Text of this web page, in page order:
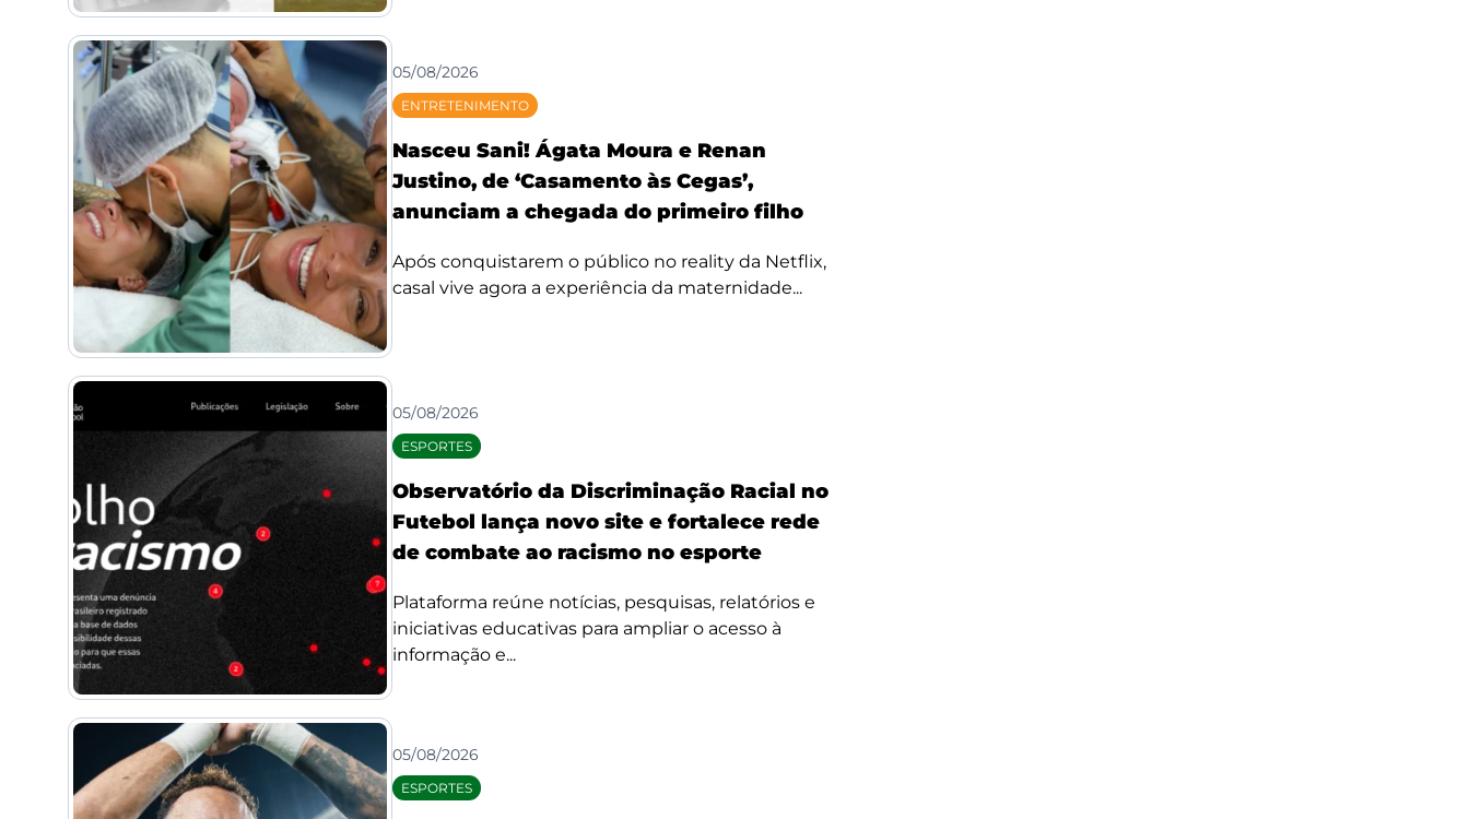
05/08/2026
ENTRETENIMENTO
Nasceu Sani! Ágata Moura e Renan
Justino, de ‘Casamento às Cegas’,
anunciam a chegada do primeiro filho
Após conquistarem o público no reality da Netflix,
casal vive agora a experiência da maternidade...
05/08/2026
ESPORTES
Observatório da Discriminação Racial no
Futebol lança novo site e fortalece rede
de combate ao racismo no esporte
Plataforma reúne notícias, pesquisas, relatórios e
iniciativas educativas para ampliar o acesso à
informação e...
05/08/2026
ESPORTES